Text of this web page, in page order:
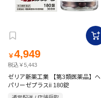
￥4,949
税込￥5,443
ゼリア新薬工業 【第3類医薬品】ヘ
パリーゼプラスii 180錠